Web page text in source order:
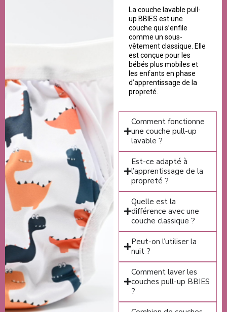
La couche lavable pull-
up BBIES est une
couche qui s’enfile
comme un sous-
vêtement classique. Elle
est conçue pour les
bébés plus mobiles et
les enfants en phase
d’apprentissage de la
propreté.
Comment fonctionne
une couche pull-up
lavable ?
Est-ce adapté à
l’apprentissage de la
propreté ?
Quelle est la
différence avec une
couche classique ?
Peut-on l’utiliser la
nuit ?
Comment laver les
couches pull-up BBIES
?